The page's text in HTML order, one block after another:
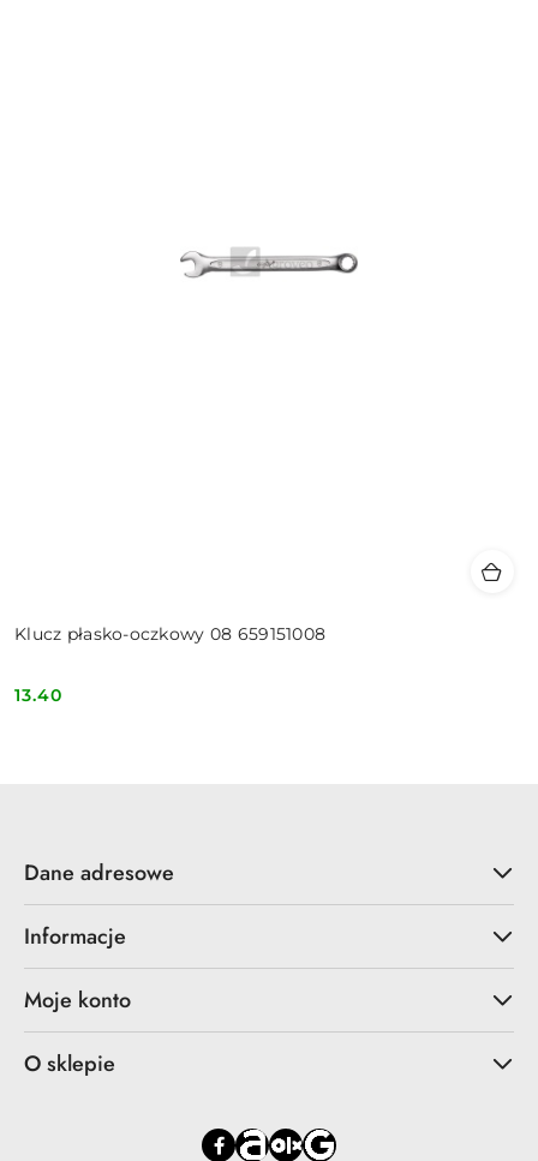
Klucz płasko-oczkowy 08 659151008
Cena:
13.40
Dane adresowe
Informacje
Moje konto
O sklepie